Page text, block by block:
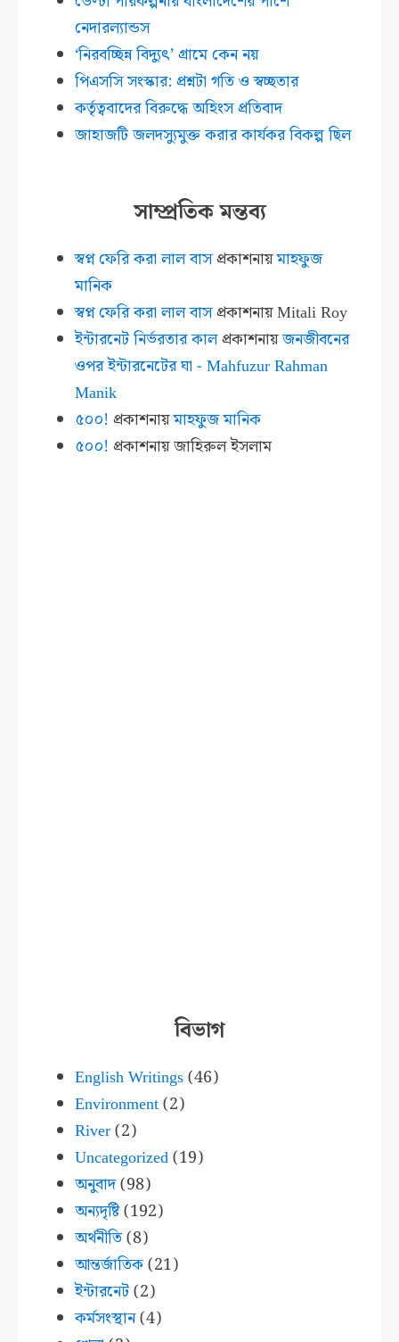
নেদারল্যান্ডস
‘নিরবচ্ছিন্ন বিদ্যুৎ’ গ্রামে কেন নয়
পিএসসি সংস্কার: প্রশ্নটা গতি ও স্বচ্ছতার
কর্তৃত্ববাদের বিরুদ্ধে অহিংস প্রতিবাদ
জাহাজটি জলদস্যুমুক্ত করার কার্যকর বিকল্প ছিল
সাম্প্রতিক মন্তব্য
স্বপ্ন ফেরি করা লাল বাসপ্রকাশনায়মাহফুজ
মানিক
স্বপ্ন ফেরি করা লাল বাসপ্রকাশনায়Mitali Roy
ইন্টারনেট নির্ভরতার কালপ্রকাশনায়জনজীবনের
ওপর ইন্টারনেটের ঘা - Mahfuzur Rahman
Manik
৫০০! প্রকাশনায়মাহফুজ মানিক
৫০০! প্রকাশনায়জাহিরুল ইসলাম
বিভাগ
English Writings(46)
Environment(2)
River(2)
Uncategorized(19)
অনুবাদ(98)
অন্যদৃষ্টি(192)
অর্থনীতি(8)
আন্তর্জাতিক(21)
ইন্টারনেট(2)
কর্মসংস্থান(4)